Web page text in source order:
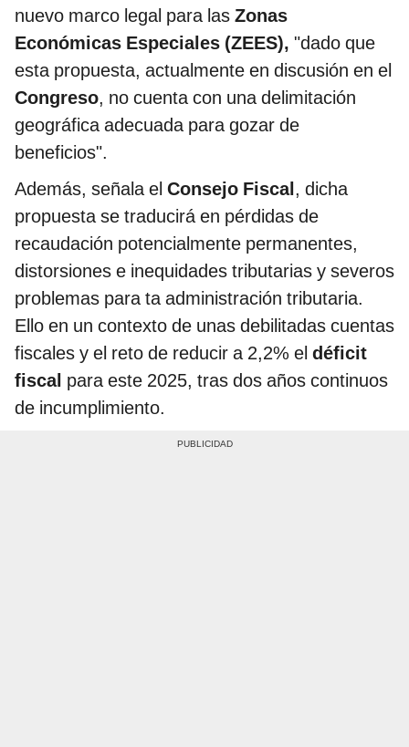
nuevo marco legal para las Zonas
Económicas Especiales (ZEES), "dado que
esta propuesta, actualmente en discusión en el
Congreso, no cuenta con una delimitación
geográfica adecuada para gozar de
beneficios".
Además, señala el Consejo Fiscal, dicha
propuesta se traducirá en pérdidas de
recaudación potencialmente permanentes,
distorsiones e inequidades tributarias y severos
problemas para ta administración tributaria.
Ello en un contexto de unas debilitadas cuentas
fiscales y el reto de reducir a 2,2% el déficit
fiscal para este 2025, tras dos años continuos
de incumplimiento.